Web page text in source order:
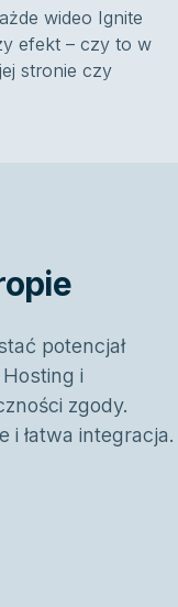
wideo Ignite
efekt – czy to w
stronie czy
potencjał
i
zgody.
i łatwa integracja.